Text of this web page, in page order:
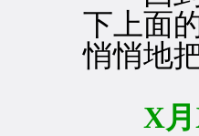
下上面
悄悄地
X